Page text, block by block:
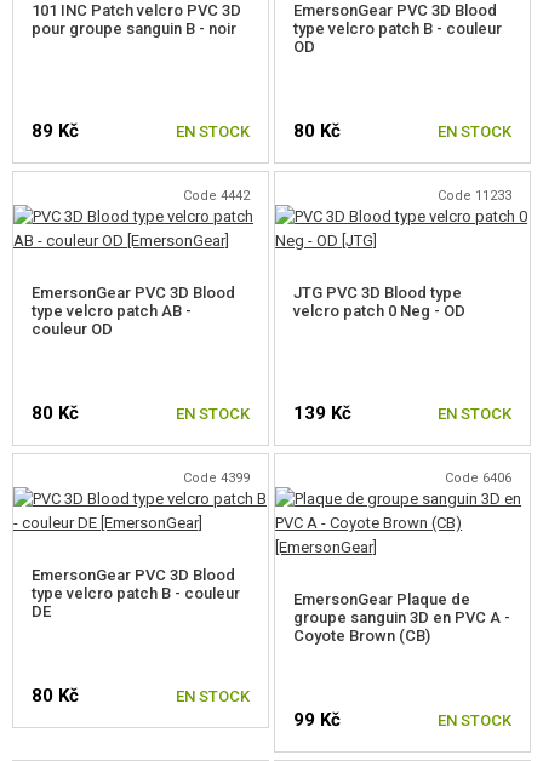
PROTECTEURS
BOTTES, IMPRÉGNATION
PREMIERS SECOURS
MEDIC APPLIQUES
DRAPEAUX APPLIQUES
FUNNY APPLIQUES
RÉPLIQUES APPLIQUES
BRASSARD D'ÉQUIPE
101 INC Patch velcro PVC 3D
pour groupe sanguin B - noir
89 Kč EN STOCK
EmersonGear PVC 3D Blood
type velcro patch B - couleur
OD
80 Kč EN STOCK
Code 4442
EmersonGear PVC 3D Blood
type velcro patch AB -
couleur OD
80 Kč EN STOCK
Code 11233
JTG PVC 3D Blood type
velcro patch 0 Neg - OD
139 Kč EN STOCK
Code 4399
EmersonGear PVC 3D Blood
type velcro patch B - couleur
DE
80 Kč EN STOCK
Code 6406
EmersonGear Plaque de
groupe sanguin 3D en PVC A -
Coyote Brown (CB)
99 Kč EN STOCK